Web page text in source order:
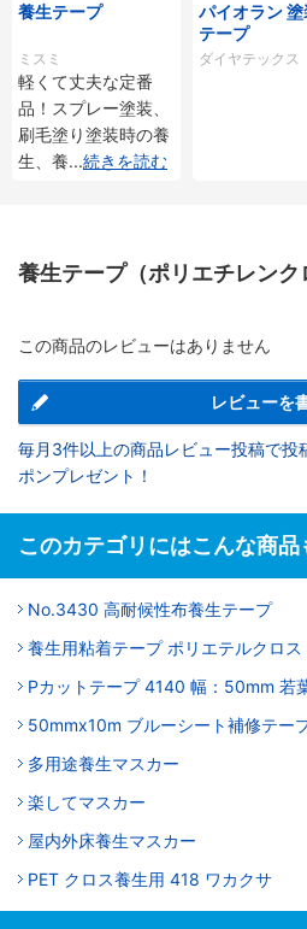
養生テープ
ミスミ
軽くて丈夫な定番
品！スプレー塗装、
刷毛塗り塗装時の養
生、養...続きを読む
パイオラン
テープ
ダイヤテックス
養生テープ（ポリエチレン
この商品のレビューはありません
レビューを
毎月3件以上の商品レビュー投稿で
ポンプレゼント！
このカテゴリにはこんな商品
No.3430 高耐候性布養生テープ
養生用粘着テープ ポリエテルクロ
Pカットテープ 4140 幅：50mm 若
50mmx10m ブルーシート補修テー
多用途養生マスカー
楽してマスカー
屋内外床養生マスカー
PET クロス養生用 418 ワカクサ